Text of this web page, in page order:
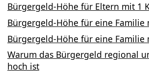
Bürgergeld-Höhe für Eltern mit 1
Bürgergeld-Höhe für eine Familie
Bürgergeld-Höhe für eine Familie
Warum das Bürgergeld regional
hoch ist